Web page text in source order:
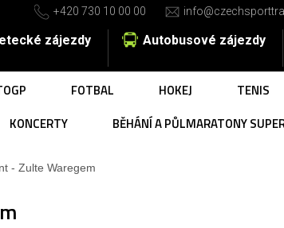
+420 730 10 00 00
zájezdy Autobusové zájezdy
FOTBAL HOKEJ TENIS
KONCERTY BĚHÁNÍ A PŮLMARATONY
- Zulte Waregem